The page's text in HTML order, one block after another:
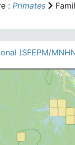
: Primates
(SFEPM/